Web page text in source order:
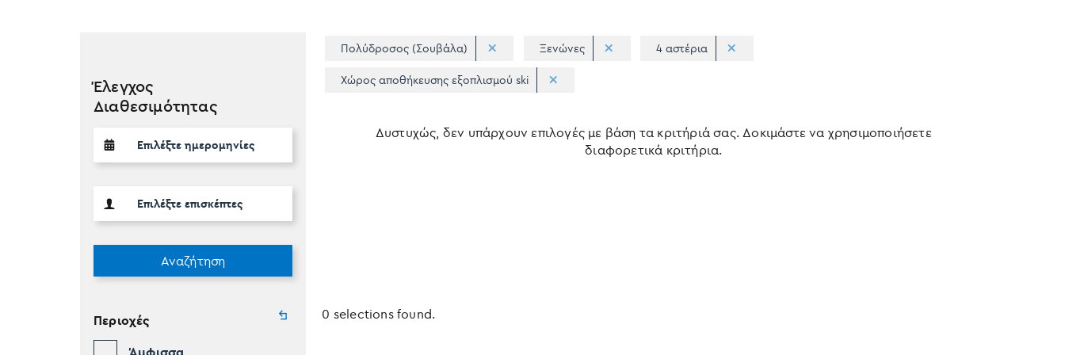
Έλεγχος
Διαθεσιμότητας
Αναζήτηση
Περιοχές
Άμφισσα
Πολύδροσος (Σουβάλα) Ξενώνες 4 αστέρια
Χώρος αποθήκευσης εξοπλισμού ski
Δυστυχώς, δεν υπάρχουν επιλογές με βάση τα κριτήριά σας. Δοκιμάστε να χρησιμοποιήσετε
διαφορετικά κριτήρια.
0 selections found.